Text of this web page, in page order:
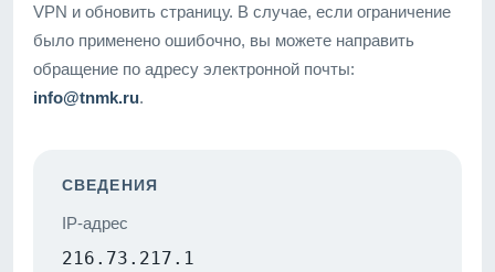
VPN и обновить страницу. В случае, если ограничение
было применено ошибочно, вы можете направить
обращение по адресу электронной почты:
info@tnmk.ru.
СВЕДЕНИЯ
IP-адрес
216.73.217.1